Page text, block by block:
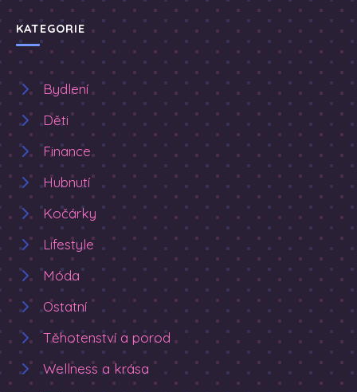
KATEGORIE
Bydlení
Děti
Finance
Hubnutí
Kočárky
Lifestyle
Móda
Ostatní
Těhotenství a porod
Wellness a krása